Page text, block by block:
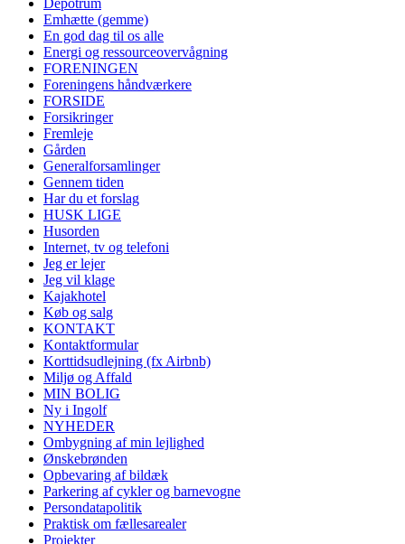
Depotrum
Emhætte (gemme)
En god dag til os alle
Energi og ressourceovervågning
FORENINGEN
Foreningens håndværkere
FORSIDE
Forsikringer
Fremleje
Gården
Generalforsamlinger
Gennem tiden
Har du et forslag
HUSK LIGE
Husorden
Internet, tv og telefoni
Jeg er lejer
Jeg vil klage
Kajakhotel
Køb og salg
KONTAKT
Kontaktformular
Korttidsudlejning (fx Airbnb)
Miljø og Affald
MIN BOLIG
Ny i Ingolf
NYHEDER
Ombygning af min lejlighed
Ønskebrønden
Opbevaring af bildæk
Parkering af cykler og barnevogne
Persondatapolitik
Praktisk om fællesarealer
Projekter